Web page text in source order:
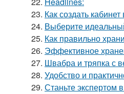
23. Как создать
24. Выберите
25. Как правильно
26. Эффективное
27. Швабра и тряпка с
28. Удобство и
29. Станьте экспертом